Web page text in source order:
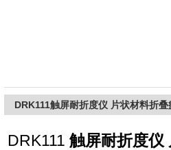
DRK111触屏耐折度仪 片状材料折
DRK111 触屏耐折度仪